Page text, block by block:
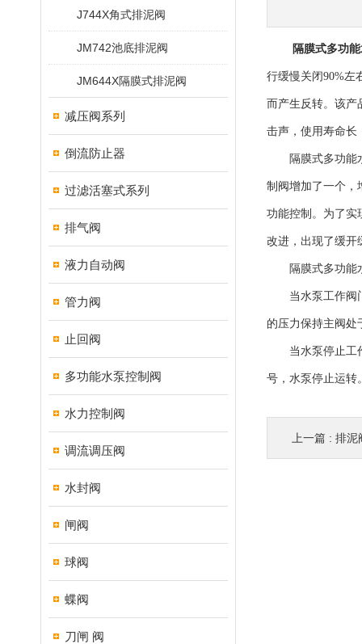
J744X角式排泥阀
JM742池底排泥阀
JM644X隔膜式排泥阀
减压阀系列
倒流防止器
过滤活塞式系列
排气阀
液力自动阀
管力阀
止回阀
多功能水泵控制阀
水力控制阀
调流调压阀
水封阀
闸阀
球阀
蝶阀
刀闸 阀
隔膜式多功
行缓慢关闭90%左
而产生反转。该产
击声，使用寿命长
隔膜式多功能水
制阀增加了一个，
功能控制。为了实
改进，出现了缓开
隔膜式多功能
当水泵工作阀门
的压力保持主阀处
当水泵停止工作
号，水泵停止运转
上一篇 : 排泥